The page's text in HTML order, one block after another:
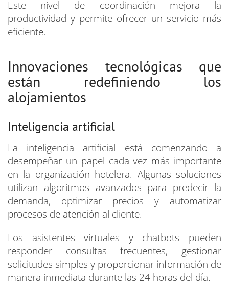
Este nivel de coordinación mejora la
productividad y permite ofrecer un servicio más
eficiente.
Innovaciones tecnológicas que
están redefiniendo los
alojamientos
Inteligencia artificial
La inteligencia artificial está comenzando a
desempeñar un papel cada vez más importante
en la organización hotelera. Algunas soluciones
utilizan algoritmos avanzados para predecir la
demanda, optimizar precios y automatizar
procesos de atención al cliente.
Los asistentes virtuales y chatbots pueden
responder consultas frecuentes, gestionar
solicitudes simples y proporcionar información de
manera inmediata durante las 24 horas del día.